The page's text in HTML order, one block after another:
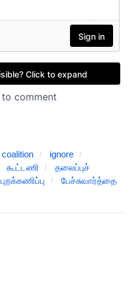
coalition
ignore
கூட்டணி
தலைப்புச்
புறக்கணிப்பு
பேச்சுவார்த்தை